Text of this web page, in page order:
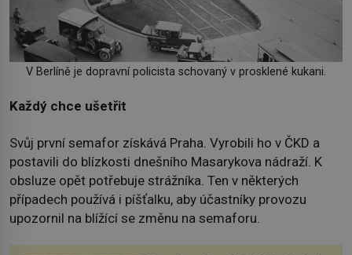
V Berlíně je dopravní policista schovaný v prosklené kukani.
Každý chce ušetřit
Svůj první semafor získává Praha. Vyrobili ho v ČKD a
postavili do blízkosti dnešního Masarykova nádraží. K
obsluze opět potřebuje strážníka. Ten v některých
případech používá i píšťalku, aby účastníky provozu
upozornil na blížící se změnu na semaforu.